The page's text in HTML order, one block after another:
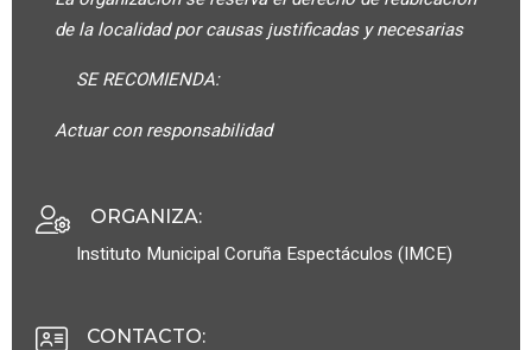
de la localidad por causas justificadas y necesarias
SE RECOMIENDA:
Actuar con responsabilidad
ORGANIZA:
Instituto Municipal Coruña Espectáculos (IMCE)
CONTACTO: